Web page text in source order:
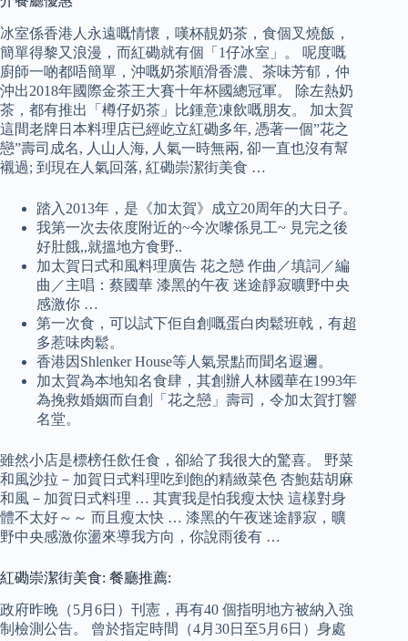
冰室係香港人永遠嘅情懷，嘆杯靚奶茶，食個叉燒飯，
簡單得黎又浪漫，而紅磡就有個「1仔冰室」。 呢度嘅
廚師一啲都唔簡單，沖嘅奶茶順滑香濃、茶味芳郁，仲
沖出2018年國際金茶王大賽十年杯國總冠軍。 除左熱奶
茶，都有推出「樽仔奶茶」比鍾意凍飲嘅朋友。 加太賀
這間老牌日本料理店已經屹立紅磡多年, 憑著一個”花之
戀”壽司成名, 人山人海, 人氣一時無兩, 卻一直也沒有幫
襯過; 到現在人氣回落, 紅磡崇潔街美食 …
踏入2013年，是《加太賀》成立20周年的大日子。
我第一次去依度附近的~今次嚟係見工~ 見完之後
好肚餓,,就搵地方食野..
加太賀日式和風料理廣告 花之戀 作曲／填詞／編
曲／主唱：蔡國華 漆黑的午夜 迷途靜寂曠野中央
感激你 …
第一次食，可以試下佢自創嘅蛋白肉鬆班戟，有超
多惹味肉鬆。
香港因Shlenker House等人氣景點而聞名遐邇。
加太賀為本地知名食肆，其創辦人林國華在1993年
為挽救婚姻而自創「花之戀」壽司，令加太賀打響
名堂。
雖然小店是標榜任飲任食，卻給了我很大的驚喜。 野菜
和風沙拉－加賀日式料理吃到飽的精緻菜色 杏鮑菇胡麻
和風－加賀日式料理 … 其實我是怕我瘦太快 這樣對身
體不太好～～ 而且瘦太快 … 漆黑的午夜迷途靜寂，曠
野中央感激你盪來導我方向，你說雨後有 …
紅磡崇潔街美食: 餐廳推薦:
政府昨晚（5月6日）刊憲，再有40 個指明地方被納入強
制檢測公告。 曾於指定時間（4月30日至5月6日）身處